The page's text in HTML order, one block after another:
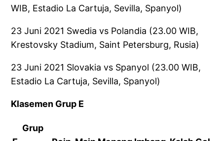
WIB, Estadio La Cartuja, Sevilla, Spanyol)
23 Juni 2021 Swedia vs Polandia (23.00 WIB,
Krestovsky Stadium, Saint Petersburg, Rusia)
23 Juni 2021 Slovakia vs Spanyol (23.00 WIB,
Estadio La Cartuja, Sevilla, Spanyol)
Klasemen Grup E
Grup